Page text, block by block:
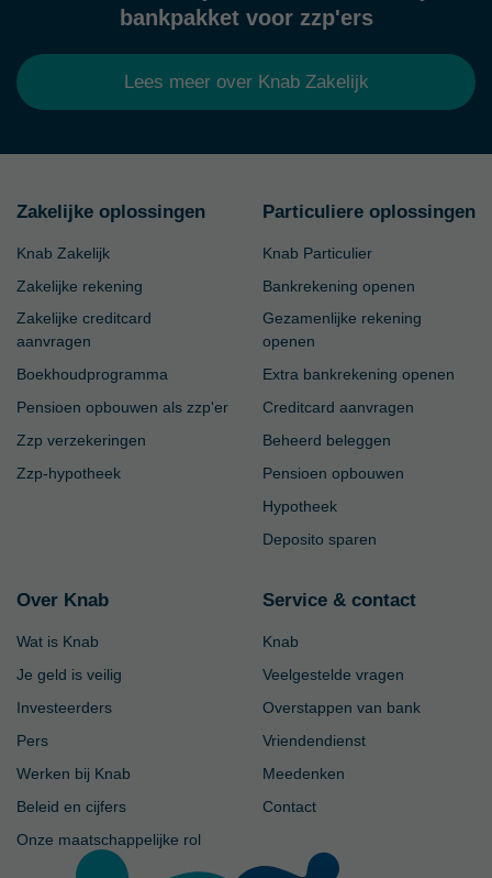
bankpakket voor zzp'ers
Lees meer over Knab Zakelijk
Zakelijke oplossingen
Knab Zakelijk
Zakelijke rekening
Zakelijke creditcard
aanvragen
Boekhoudprogramma
Pensioen opbouwen als zzp'er
Zzp verzekeringen
Zzp-hypotheek
Particuliere oplossingen
Knab Particulier
Bankrekening openen
Gezamenlijke rekening
openen
Extra bankrekening openen
Creditcard aanvragen
Beheerd beleggen
Pensioen opbouwen
Hypotheek
Deposito sparen
Over Knab
Wat is Knab
Je geld is veilig
Investeerders
Pers
Werken bij Knab
Beleid en cijfers
Onze maatschappelijke rol
Service & contact
Knab
Veelgestelde vragen
Overstappen van bank
Vriendendienst
Meedenken
Contact